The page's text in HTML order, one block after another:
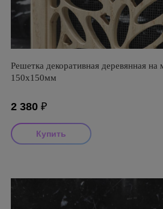
Решетка декоративная деревянная
150х150мм
2 380 ₽